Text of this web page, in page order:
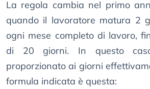
La regola cambia nel primo
quando il lavoratore matura 2
ogni mese completo di lavoro,
di 20 giorni. In questo
proporzionato ai giorni
formula indicata è questa: